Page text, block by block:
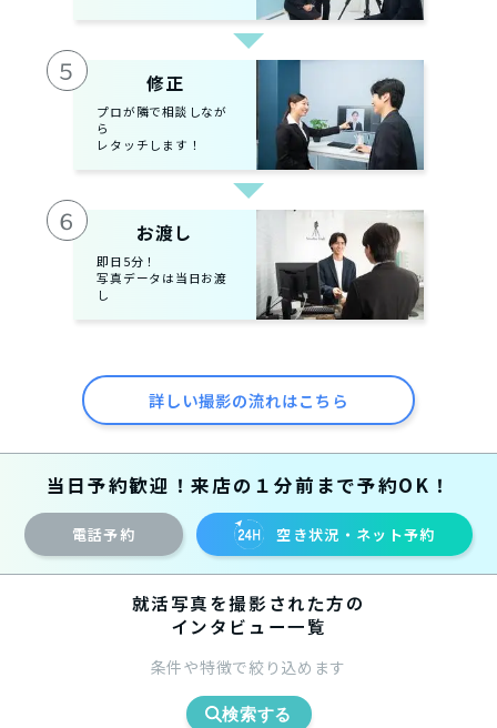
５ 修正
プロが隣で相談しなが
ら
レタッチします！
６ お渡し
即日5分！
写真データは当日お渡
し
詳しい撮影の流れはこちら
当日予約歓迎！来店の１分前まで予約OK！
電話予約 空き状況・ネット予約
就活写真を撮影された方の
インタビュー一覧
条件や特徴で絞り込めます
検索する